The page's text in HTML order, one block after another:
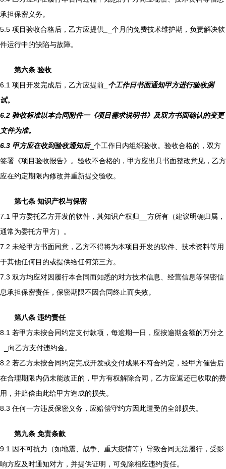
承担保密义务。
5.5 项目验收合格后，乙方应提供
_个月的免费技术维护期，负责解决软
件运行中的缺陷与故障。
第六条 验收
6.1 项目开发完成后，乙方应提前 _个工作日书面通知甲方进行验收测
试。
6.2 验收标准以本合同附件一《项目需求说明书》及双方书面确认的变更
文件为准。
6.3 甲方应在收到验收通知后_个工作日内组织验收。验收合格的，双方
签署《项目验收报告》。验收不合格的，甲方应出具书面整改意见，乙方
应在约定期限内修改并重新提交验收。
第七条 知识产权与保密
7.1 甲方委托乙方开发的软件，其知识产权归 __方所有（建议明确归属，
通常为委托方甲方）。
7.2 未经甲方书面同意，乙方不得将为本项目开发的软件、技术资料等用
于其他任何目的或提供给任何第三方。
7.3 双方均应对因履行本合同而知悉的对方技术信息、经营信息等保密信
息承担保密责任，保密期限不因合同终止而失效。
第八条 违约责任
8.1 若甲方未按合同约定支付款项，每逾期一日，应按逾期金额的万分之
_向乙方支付违约金。
8.2 若乙方未按合同约定完成开发或交付成果不符合约定，经甲方催告后
在合理期限内仍未能改正的，甲方有权解除合同，乙方应返还已收取的费
用，并赔偿由此给甲方造成的损失。
8.3 任何一方违反保密义务，应赔偿守约方因此遭受的全部损失。
第九条 免责条款
9.1 因不可抗力（如地震、战争、重大疫情等）导致合同无法履行，受影
响方应及时通知对方，并提供证明，可免除相应违约责任。